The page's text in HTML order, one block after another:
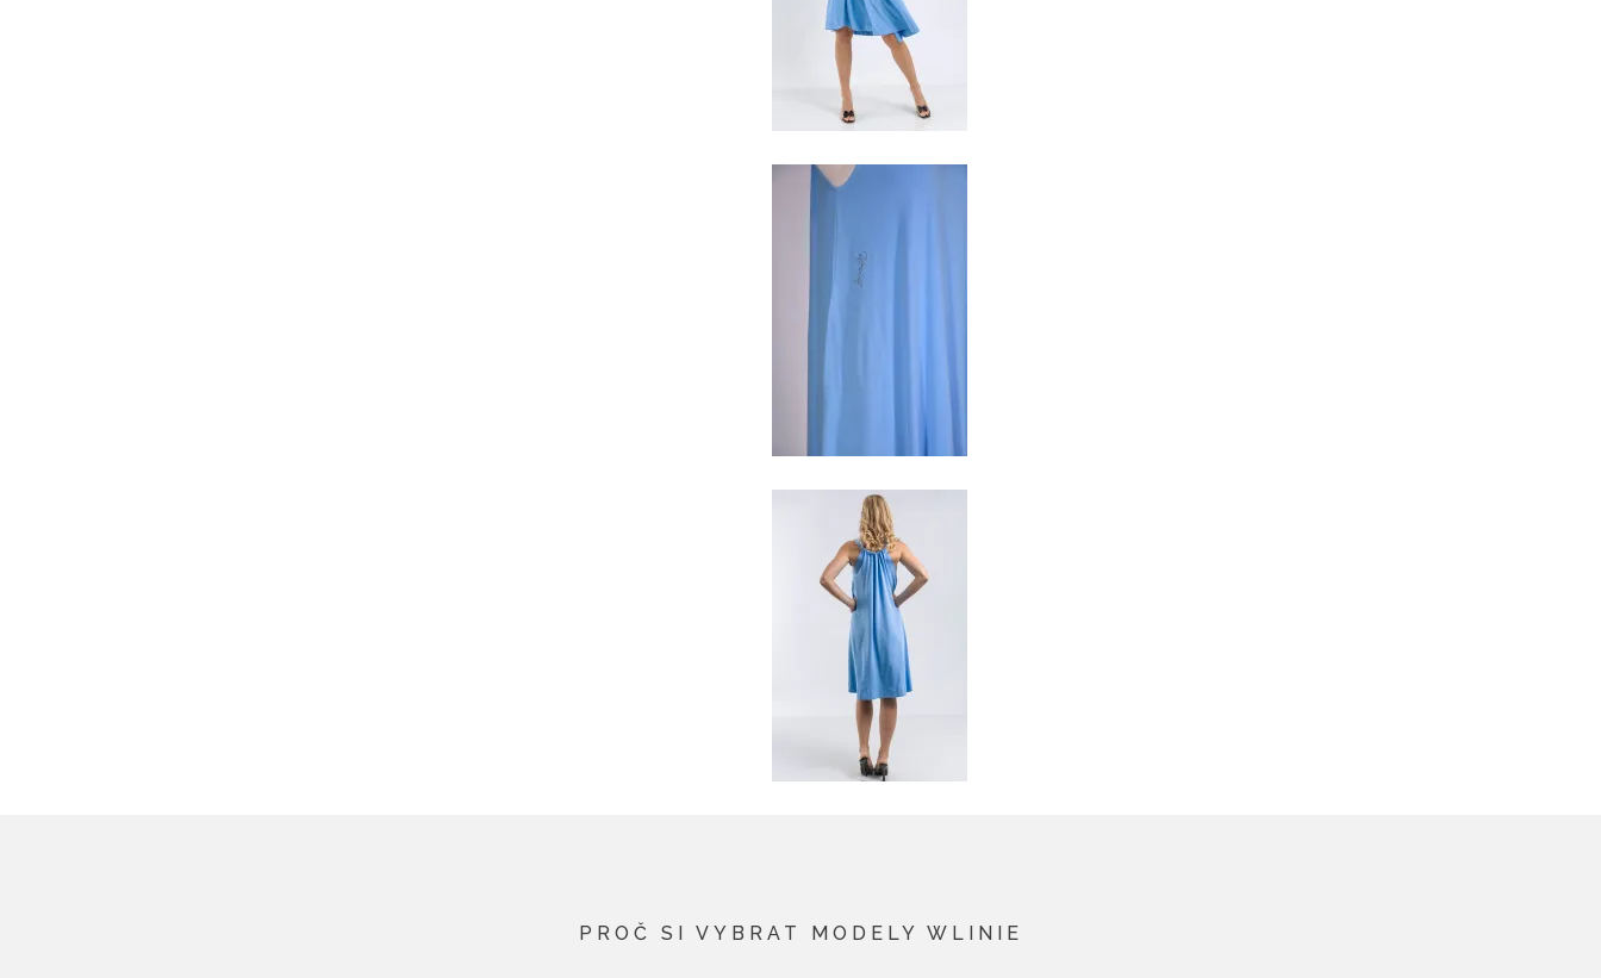
PROČ SI VYBRAT MODELY WLINIE